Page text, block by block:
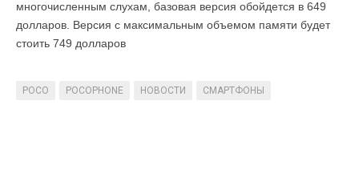
многочисленным слухам, базовая версия обойдется в 649
долларов. Версия с максимальным объемом памяти будет
стоить 749 долларов
POCO POCOPHONE НОВОСТИ СМАРТФОНЫ